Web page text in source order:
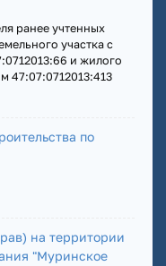
ранее учтенных
участка с
и жилого
47:07:0712013:413
по
на территории
"Муринское